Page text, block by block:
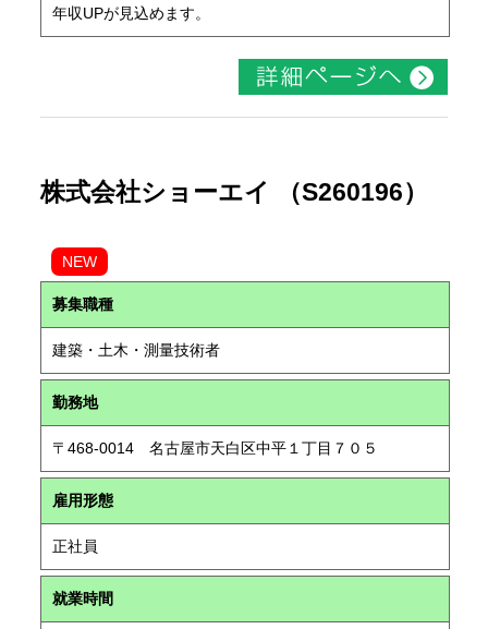
年収UPが見込めます。
株式会社ショーエイ （S260196）
NEW
募集職種
建築・土木・測量技術者
勤務地
〒468-0014 名古屋市天白区中平１丁目７０５
雇用形態
正社員
就業時間